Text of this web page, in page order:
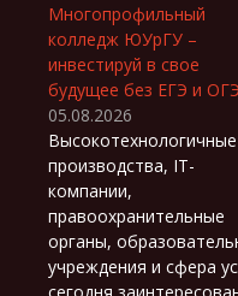
Многопрофильный
колледж ЮУрГУ –
инвестируй в свое
будущее без ЕГЭ и ОГЭ
05.08.2026
Высокотехнологичные
производства, IT-
компании,
правоохранительные
органы,
учреждения и сфера